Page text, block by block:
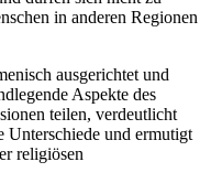
in anderen Regionen
ausgerichtet und
Aspekte des
teilen, verdeutlicht
Unterschiede und ermutigt
religiösen